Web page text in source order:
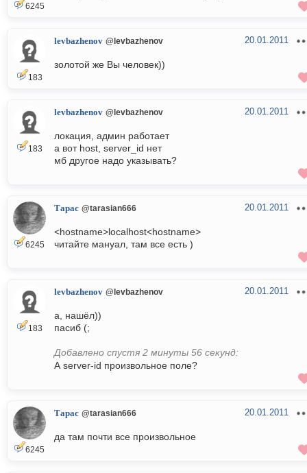
6245
183
levbazhenov @levbazhenov 20.01.2011
золотой же Вы человек))
183
levbazhenov @levbazhenov 20.01.2011
локация, админ работает
а вот host, server_id нет
мб другое надо указывать?
6245
Тарас @tarasian666 20.01.2011
<hostname>localhost<hostname>
читайте мануал, там все есть )
183
levbazhenov @levbazhenov 20.01.2011
а, нашёл))
пасиб (;
Добавлено спустя 2 минуты 56 секунд:
А server-id произвольное поле?
6245
Тарас @tarasian666 20.01.2011
да там почти все произвольное